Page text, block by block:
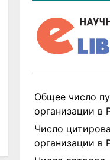
Общее число
организации в
Число
организации в